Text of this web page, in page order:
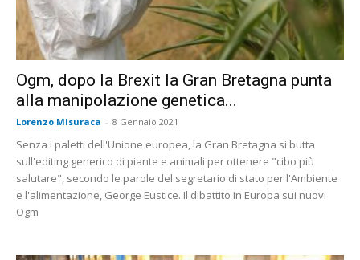
Ogm, dopo la Brexit la Gran Bretagna punta
alla manipolazione genetica...
Lorenzo Misuraca - 8 Gennaio 2021
Senza i paletti dell'Unione europea, la Gran Bretagna si butta
sull'editing generico di piante e animali per ottenere "cibo più
salutare", secondo le parole del segretario di stato per l'Ambiente
e l'alimentazione, George Eustice. Il dibattito in Europa sui nuovi
Ogm